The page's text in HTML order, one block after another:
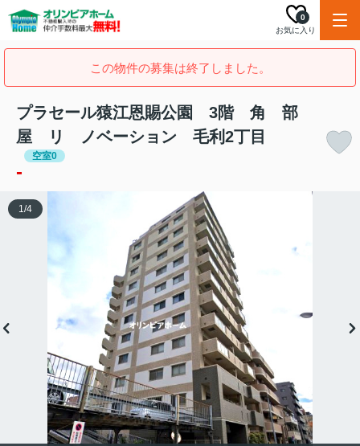
お気に入り
0
この物件の募集は終了しました。
プラセール猿江恩賜公園 3階 角 部
屋 リ ノベーション 毛利2丁目
空室0
-
1/4